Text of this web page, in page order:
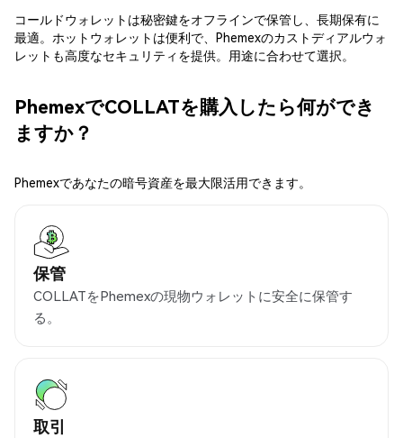
コールドウォレットは秘密鍵をオフラインで保管し、長期保有に
最適。ホットウォレットは便利で、Phemexのカストディアルウォ
レットも高度なセキュリティを提供。用途に合わせて選択。
PhemexでCOLLATを購入したら何ができ
ますか？
Phemexであなたの暗号資産を最大限活用できます。
保管
COLLATをPhemexの現物ウォレットに安全に保管す
る。
取引